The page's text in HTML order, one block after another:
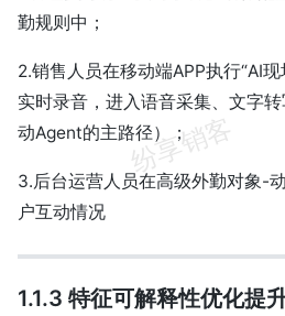
勤规则中；
2.销售人员在移动端APP执行“AI
实时录音，进入语音采集、文字
动Agent的主路径）；
3.后台运营人员在高级外勤对象-
户互动情况
1.1.3 特征可解释性优化提